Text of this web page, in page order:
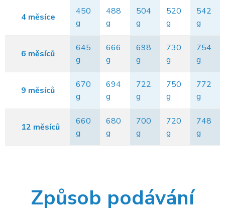
4 měsíce
450
g
488
g
504
g
520
g
542
g
6 měsíců
645
g
666
g
698
g
730
g
754
g
9 měsíců
670
g
694
g
722
g
750
g
772
g
12 měsíců
660
g
680
g
700
g
720
g
748
g
Způsob podávání